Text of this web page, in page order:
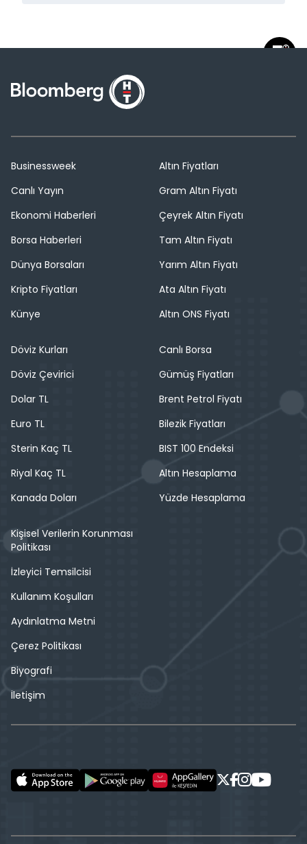
Businessweek
Canlı Yayın
Ekonomi Haberleri
Borsa Haberleri
Dünya Borsaları
Kripto Fiyatları
Künye
Altın Fiyatları
Gram Altın Fiyatı
Çeyrek Altın Fiyatı
Tam Altın Fiyatı
Yarım Altın Fiyatı
Ata Altın Fiyatı
Altın ONS Fiyatı
Döviz Kurları
Döviz Çevirici
Dolar TL
Euro TL
Sterin Kaç TL
Riyal Kaç TL
Kanada Doları
Canlı Borsa
Gümüş Fiyatları
Brent Petrol Fiyatı
Bilezik Fiyatları
BIST 100 Endeksi
Altın Hesaplama
Yüzde Hesaplama
Kişisel Verilerin Korunması
Politikası
İzleyici Temsilcisi
Kullanım Koşulları
Aydınlatma Metni
Çerez Politikası
Biyografi
İletişim